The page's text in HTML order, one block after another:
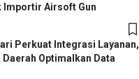
Importir Airsoft Gun
Perkuat Integrasi Layanan,
Optimalkan Data